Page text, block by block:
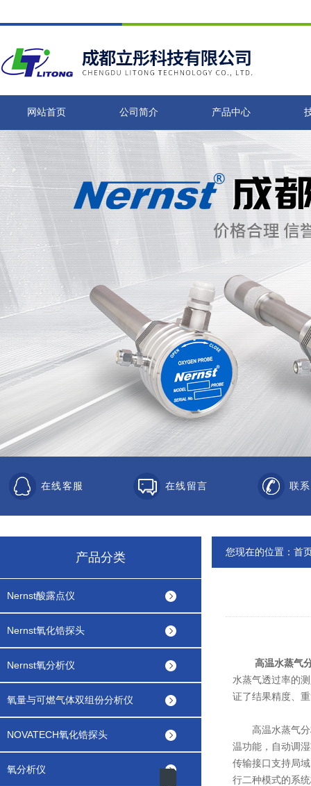
网站首页 公司简介 产品中心
在线客服 在线留言 联
产品分类
Nernst酸露点仪
Nernst氧化锆探头
Nernst氧分析仪
氧量与可燃气体双组份分析仪
NOVATECH氧化锆探头
氧分析仪
您现在的位置： 首
高温水蒸气
水蒸气透过率的
证了结果精度、
高温水蒸气分
温功能，自动调
传输接口支持局
行二种模式的系